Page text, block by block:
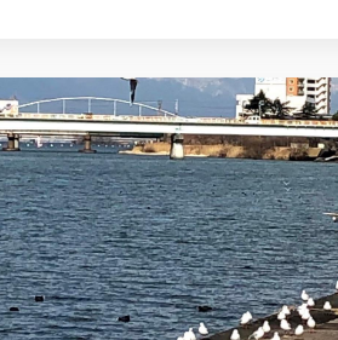
©︎ KAYAC Inc.All